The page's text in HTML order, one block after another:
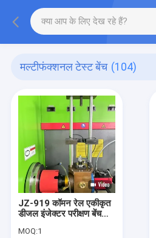
मल्टीफंक्शनल टेस्ट बेंच (104)
JZ-919 कॉमन रेल एकीकृत
डीजल इंजेक्टर परीक्षण बेंच
MOQ:1